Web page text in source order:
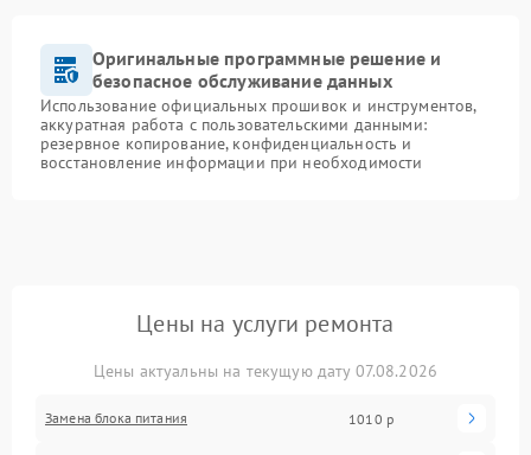
Оригинальные программные решение и
безопасное обслуживание данных
Использование официальных прошивок и инструментов,
аккуратная работа с пользовательскими данными:
резервное копирование, конфиденциальность и
восстановление информации при необходимости
Цены на услуги ремонта
Цены актуальны на текущую дату 07.08.2026
Замена блока питания 1010 р